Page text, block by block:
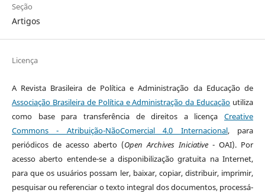
Seção
Artigos
Licença
A Revista Brasileira de Política e Administração da Educaçãode
Associação Brasileira de Política e Administração da Educação utiliza
como base para transferência de direitos a licençaCreative
Commons - Atribuição-NãoComercial 4.0 Internacional, para
periódicos de acesso aberto (Open Archives Iniciative - OAI). Por
acesso aberto entende-se a disponibilização gratuita na Internet,
para que os usuários possam ler, baixar, copiar, distribuir, imprimir,
pesquisar ou referenciar o texto integral dos documentos, processá-